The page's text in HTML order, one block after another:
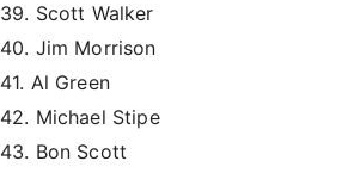
39. Scott Walker
40. Jim Morrison
41. Al Green
42. Michael Stipe
43. Bon Scott